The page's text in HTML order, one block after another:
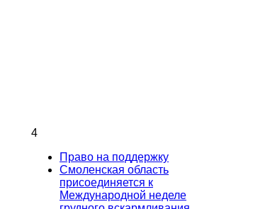
4
Право на поддержку
Смоленская область
присоединяется к
Международной неделе